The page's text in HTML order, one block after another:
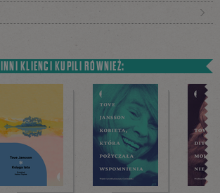
INNI KLIENCI KUPILI RÓWNIEŻ: